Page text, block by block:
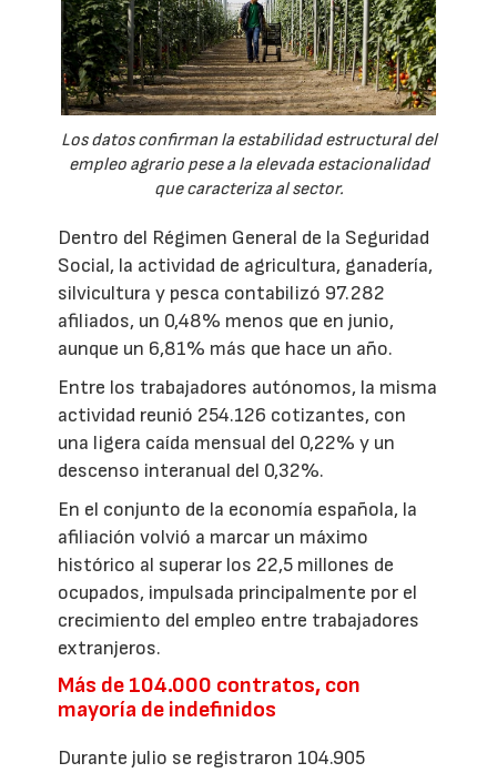
Los datos confirman la estabilidad estructural del
empleo agrario pese a la elevada estacionalidad
que caracteriza al sector.
Dentro del Régimen General de la Seguridad
Social, la actividad de agricultura, ganadería,
silvicultura y pesca contabilizó 97.282
afiliados, un 0,48% menos que en junio,
aunque un 6,81% más que hace un año.
Entre los trabajadores autónomos, la misma
actividad reunió 254.126 cotizantes, con
una ligera caída mensual del 0,22% y un
descenso interanual del 0,32%.
En el conjunto de la economía española, la
afiliación volvió a marcar un máximo
histórico al superar los 22,5 millones de
ocupados, impulsada principalmente por el
crecimiento del empleo entre trabajadores
extranjeros.
Más de 104.000 contratos, con
mayoría de indefinidos
Durante julio se registraron 104.905